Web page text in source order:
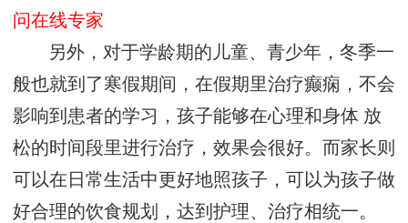
问在线专家
另外，对于学龄期的儿童、青少年，冬季一
般也就到了寒假期间，在假期里治疗癫痫，不会
影响到患者的学习，孩子能够在心理和身体 放
松的时间段里进行治疗，效果会很好。而家长则
可以在日常生活中更好地照孩子，可以为孩子做
好合理的饮食规划，达到护理、治疗相统一。